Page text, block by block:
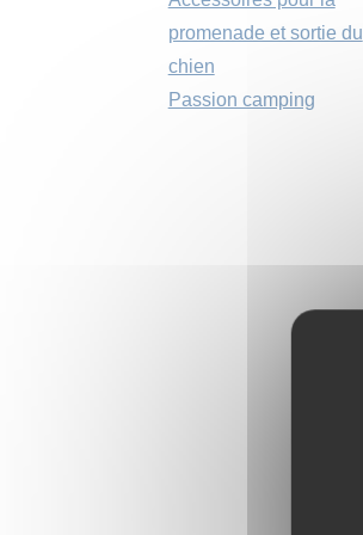
promenade et sortie du
chien
Passion camping